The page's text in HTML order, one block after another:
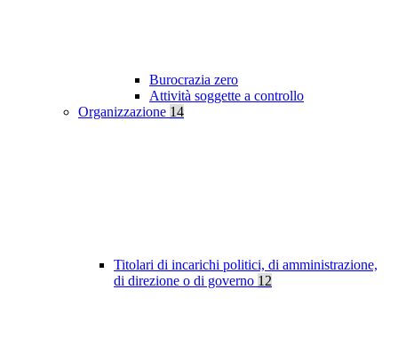
Burocrazia zero
Attività soggette a controllo
Organizzazione 14
Titolari di incarichi politici, di amministrazione,
di direzione o di governo 12